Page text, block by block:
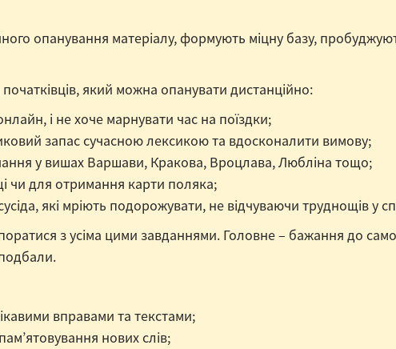
опанування матеріалу, формують міцну базу,
який можна опанувати дистанційно:
і не хоче марнувати час на поїздки;
запас сучасною лексикою та вдосконалити вимову;
у вишах Варшави, Кракова, Вроцлава, Любліна тощо;
чи для отримання карти поляка;
які мріють подорожувати, не відчуваючи труднощів у
з усіма цими завданнями. Головне – бажання до
вправами та текстами;
нових слів;